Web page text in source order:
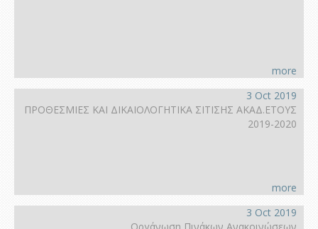
more
3 Oct 2019
ΠΡΟΘΕΣΜΙΕΣ ΚΑΙ ΔΙΚΑΙΟΛΟΓΗΤΙΚΑ ΣΙΤΙΣΗΣ ΑΚΑΔ.ΕΤΟΥΣ
2019-2020
more
3 Oct 2019